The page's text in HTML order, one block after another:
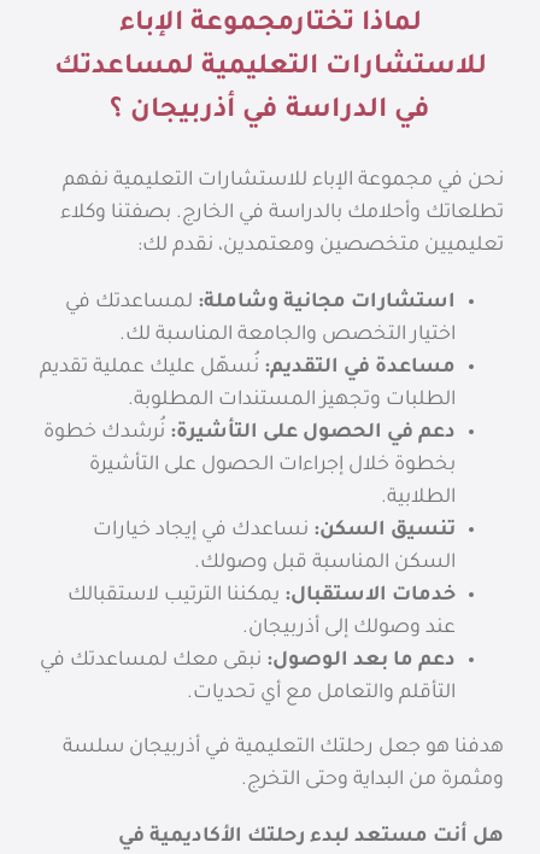
لماذا تختارمجموعة الإباء
للاستشارات التعليمية لمساعدتك
في الدراسة في أذربيجان ؟
نحن في مجموعة الإباء للاستشارات التعليمية نفهم
تطلعاتك وأحلامك بالدراسة في الخارج. بصفتنا وكلاء
تعليميين متخصصين ومعتمدين، نقدم لك:
استشارات مجانية وشاملة: لمساعدتك في
اختيار التخصص والجامعة المناسبة لك.
مساعدة في التقديم: نُسهّل عليك عملية تقديم
الطلبات وتجهيز المستندات المطلوبة.
دعم في الحصول على التأشيرة: نُرشدك خطوة
بخطوة خلال إجراءات الحصول على التأشيرة
الطلابية.
تنسيق السكن: نساعدك في إيجاد خيارات
السكن المناسبة قبل وصولك.
خدمات الاستقبال: يمكننا الترتيب لاستقبالك
عند وصولك إلى أذربيجان.
دعم ما بعد الوصول: نبقى معك لمساعدتك في
التأقلم والتعامل مع أي تحديات.
هدفنا هو جعل رحلتك التعليمية في أذربيجان سلسة
ومثمرة من البداية وحتى التخرج.
هل أنت مستعد لبدء رحلتك الأكاديمية في